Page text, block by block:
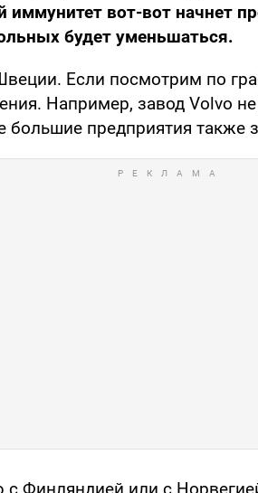
иммунитет вот-вот начнет
будет уменьшаться.
Если посмотрим по
Например, завод Volvo
большие предприятия также